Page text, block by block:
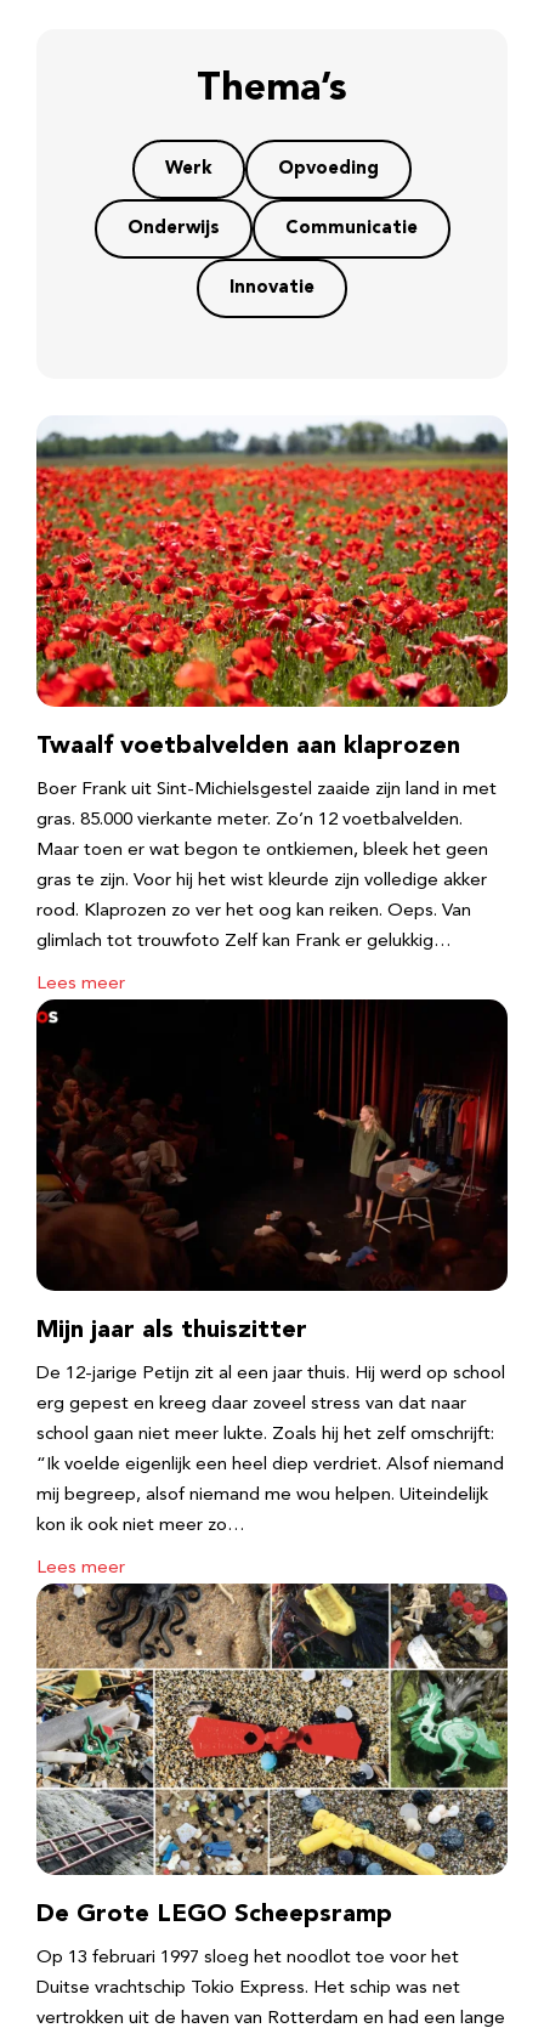
Thema’s
Werk Opvoeding
Onderwijs Communicatie
Innovatie
Twaalf voetbalvelden aan klaprozen
Boer Frank uit Sint-Michielsgestel zaaide zijn land in met
gras. 85.000 vierkante meter. Zo’n 12 voetbalvelden.
Maar toen er wat begon te ontkiemen, bleek het geen
gras te zijn. Voor hij het wist kleurde zijn volledige akker
rood. Klaprozen zo ver het oog kan reiken. Oeps. Van
glimlach tot trouwfoto Zelf kan Frank er gelukkig…
Lees meer
Mijn jaar als thuiszitter
De 12-jarige Petijn zit al een jaar thuis. Hij werd op school
erg gepest en kreeg daar zoveel stress van dat naar
school gaan niet meer lukte. Zoals hij het zelf omschrijft:
“Ik voelde eigenlijk een heel diep verdriet. Alsof niemand
mij begreep, alsof niemand me wou helpen. Uiteindelijk
kon ik ook niet meer zo…
Lees meer
De Grote LEGO Scheepsramp
Op 13 februari 1997 sloeg het noodlot toe voor het
Duitse vrachtschip Tokio Express. Het schip was net
vertrokken uit de haven van Rotterdam en had een lange